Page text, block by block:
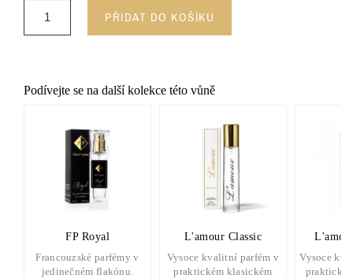
PŘIDAT DO KOŠÍKU
Podívejte se na další kolekce této vůně
FP Royal
Francouzské parfémy v
jedinečném flakónu.
L'amour Classic
Vysoce kvalitní parfém v
praktickém klasickém
Vysoce